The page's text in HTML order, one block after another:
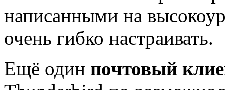
написанными на
очень гибко настраивать.
Ещё один почтовый